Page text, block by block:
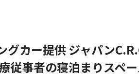
カー提供 ジャパン
従事者の寝泊まりスペ